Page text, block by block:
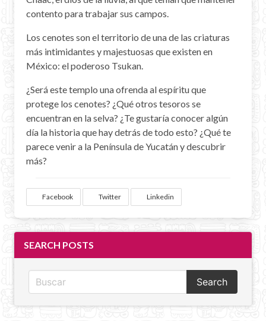
contento para trabajar sus campos.
Los cenotes son el territorio de una de las criaturas
más intimidantes y majestuosas que existen en
México: el poderoso Tsukan.
¿Será este templo una ofrenda al espíritu que
protege los cenotes? ¿Qué otros tesoros se
encuentran en la selva? ¿Te gustaría conocer algún
día la historia que hay detrás de todo esto? ¿Qué te
parece venir a la Península de Yucatán y descubrir
más?
Facebook Twitter Linkedin
SEARCH POSTS
Search